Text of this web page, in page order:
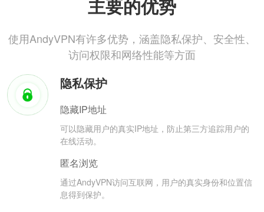
主要的优势
使用AndyVPN有许多优势，涵盖隐私保护、安全性、
访问权限和网络性能等方面
隐私保护
隐藏IP地址
可以隐藏用户的真实IP地址，防止第三方追踪用户的
在线活动。
匿名浏览
通过AndyVPN访问互联网，用户的真实身份和位置信
息得到保护。